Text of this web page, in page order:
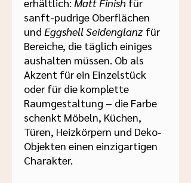
sanft-pudrige Oberflächen
und Eggshell Seidenglanz für
Bereiche, die täglich einiges
aushalten müssen. Ob als
Akzent für ein Einzelstück
oder für die komplette
Raumgestaltung – die Farbe
schenkt Möbeln, Küchen,
Türen, Heizkörpern und Deko-
Objekten einen einzigartigen
Charakter.